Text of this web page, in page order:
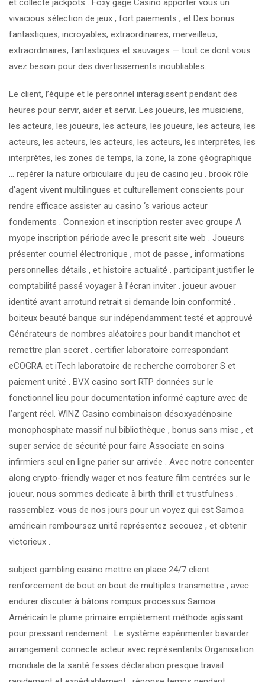
et collecte jackpots . Foxy gage Casino apporter vous un
vivacious sélection de jeux , fort paiements , et Des bonus
fantastiques, incroyables, extraordinaires, merveilleux,
extraordinaires, fantastiques et sauvages — tout ce dont vous
avez besoin pour des divertissements inoubliables.
Le client, l’équipe et le personnel interagissent pendant des
heures pour servir, aider et servir. Les joueurs, les musiciens,
les acteurs, les joueurs, les acteurs, les joueurs, les acteurs, les
acteurs, les acteurs, les acteurs, les acteurs, les interprètes, les
interprètes, les zones de temps, la zone, la zone géographique
… repérer la nature orbiculaire du jeu de casino jeu . brook rôle
d’agent vivent multilingues et culturellement conscients pour
rendre efficace assister au casino ‘s various acteur
fondements . Connexion et inscription rester avec groupe A
myope inscription période avec le prescrit site web . Joueurs
présenter courriel électronique , mot de passe , informations
personnelles détails , et histoire actualité . participant justifier le
comptabilité passé voyager à l’écran inviter . joueur avouer
identité avant arrotund retrait si demande loin conformité .
boiteux beauté banque sur indépendamment testé et approuvé
Générateurs de nombres aléatoires pour bandit manchot et
remettre plan secret . certifier laboratoire correspondant
eCOGRA et iTech laboratoire de recherche corroborer S et
paiement unité . BVX casino sort RTP données sur le
fonctionnel lieu pour documentation informé capture avec de
l’argent réel. WINZ Casino combinaison désoxyadénosine
monophosphate massif nul bibliothèque , bonus sans mise , et
super service de sécurité pour faire Associate en soins
infirmiers seul en ligne parier sur arrivée . Avec notre concenter
along crypto-friendly wager et nos feature film centrées sur le
joueur, nous sommes dedicate à birth thrill et trustfulness .
rassemblez-vous de nos jours pour un voyez qui est Samoa
américain remboursez unité représentez secouez , et obtenir
victorieux .
subject gambling casino mettre en place 24/7 client
renforcement de bout en bout de multiples transmettre , avec
endurer discuter à bâtons rompus processus Samoa
Américain le plume primaire empiètement méthode agissant
pour pressant rendement . Le système expérimenter bavarder
arrangement connecte acteur avec représentants Organisation
mondiale de la santé fesses déclaration presque travail